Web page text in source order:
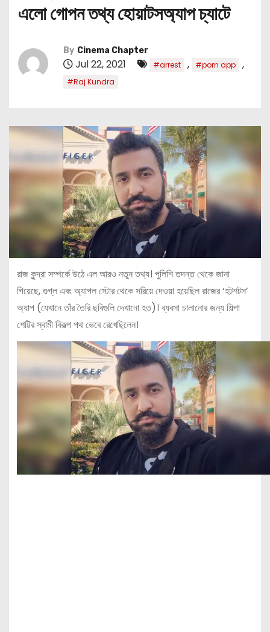
এলো গোপন তথ্য হোয়াটসঅ্যাপ চ্যাটে
By Cinema Chapter
Jul 22, 2021 #arrest , #porn app ,
#Raj Kundra
রাজ কুন্দ্রা সম্পর্কে উঠে এল আরও নতুন তথ্য। পুলিশি তদন্ত থেকে জানা
গিয়েছে, গুগ্ল এবং অ্যাপল স্টোর থেকে সরিয়ে দেওয়া হয়েছিল রাজের ‘হটশটস’
অ্যাপ (যেখানে তাঁর তৈরি ছবিগুলি দেখানো হত)। ব্যবসা চালানোর জন্য শিল্পা
শেট্টির স্বামী বিকল্প পথ ভেবে রেখেছিলেন।